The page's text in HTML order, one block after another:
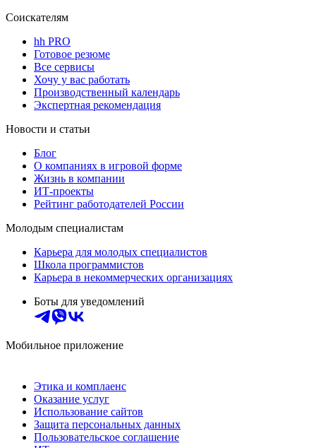
Соискателям
hh PRO
Готовое резюме
Все сервисы
Хочу у вас работать
Производственный календарь
Экспертная рекомендация
Новости и статьи
Блог
О компаниях в игровой форме
Жизнь в компании
ИТ-проекты
Рейтинг работодателей России
Молодым специалистам
Карьера для молодых специалистов
Школа программистов
Карьера в некоммерческих организациях
Боты для уведомлений
Мобильное приложение
Этика и комплаенс
Оказание услуг
Использование сайтов
Защита персональных данных
Пользовательское соглашение